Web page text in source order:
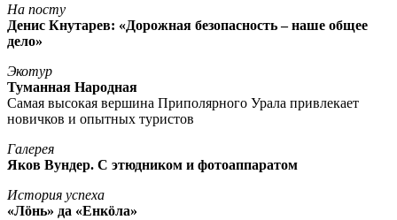
На посту
Денис Кнутарев: «Дорожная безопасность – наше общее
дело»
Экотур
Туманная Народная
Самая высокая вершина Приполярного Урала привлекает
новичков и опытных туристов
Галерея
Яков Вундер. С этюдником и фотоаппаратом
История успеха
«Лöнь» да «Енкöла»